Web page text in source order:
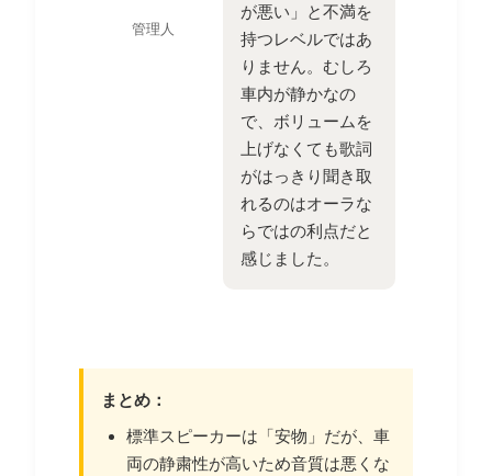
管理人
が悪い」と不満を
持つレベルではあ
りません。むしろ
車内が静かなの
で、ボリュームを
上げなくても歌詞
がはっきり聞き取
れるのはオーラな
らではの利点だと
感じました。
まとめ：
標準スピーカーは「安物」だが、車
両の静粛性が高いため音質は悪くな